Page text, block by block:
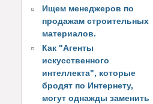
Ищем менеджеров по
продажам строительных
материалов.
Как "Агенты
искусственного
интеллекта", которые
бродят по Интернету,
могут однажды заменить